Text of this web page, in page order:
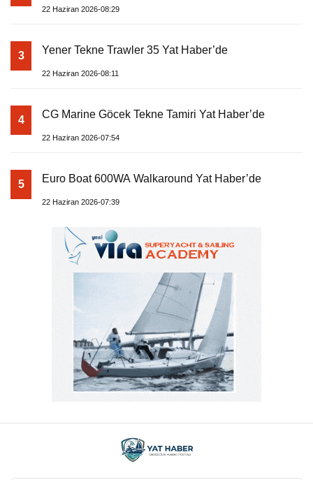
22 Haziran 2026-08:29
3 Yener Tekne Trawler 35 Yat Haber’de
22 Haziran 2026-08:11
4 CG Marine Göcek Tekne Tamiri Yat Haber’de
22 Haziran 2026-07:54
5 Euro Boat 600WA Walkaround Yat Haber’de
22 Haziran 2026-07:39